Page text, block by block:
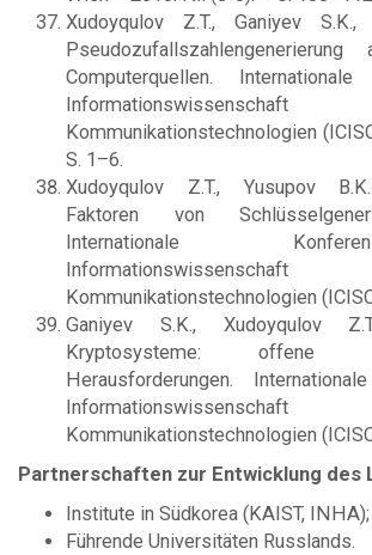
Xudoyqulov Z.T., Ganiyev S.K.,
Computerquellen.
Kommunikationstechnologien
S. 1–6.
Xudoyqulov Z.T., Yusupov
Faktoren von
Internationale
Kommunikationstechnologien
Ganiyev S.K., Xudoyqulov
Kryptosysteme: offene
Herausforderungen.
Kommunikationstechnologien
Partnerschaften zur Entwicklung des
Institute in Südkorea (KAIST, INHA);
Führende Universitäten Russlands.